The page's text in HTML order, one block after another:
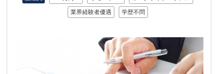
業界経験者優遇 学歴不問